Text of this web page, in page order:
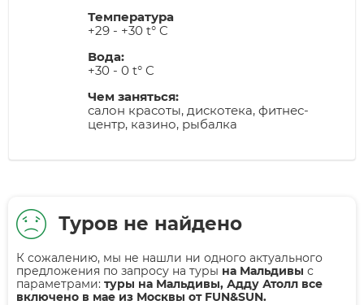
Температура
+29 - +30 t° C
Вода:
+30 - 0 t° C
Чем заняться:
салон красоты, дискотека, фитнес-
центр, казино, рыбалка
Туров не найдено
К сожалению, мы не нашли ни одного актуального
предложения по запросу на туры на Мальдивы с
параметрами: туры на Мальдивы, Адду Атолл все
включено в мае из Москвы от FUN&SUN.